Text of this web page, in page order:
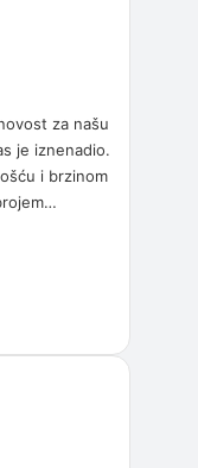
za našu
je iznenadio.
i brzinom
…